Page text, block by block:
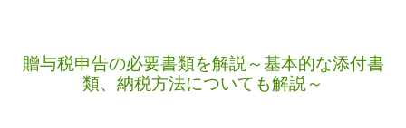
贈与税申告の必要書類を解説～基本的な添付書
類、納税方法についても解説～